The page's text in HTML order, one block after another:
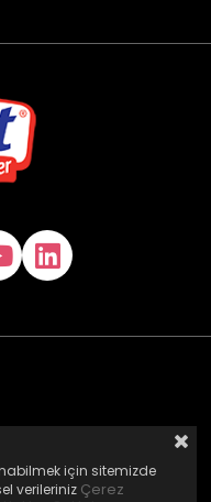
için sitemizde
verileriniz Çerez